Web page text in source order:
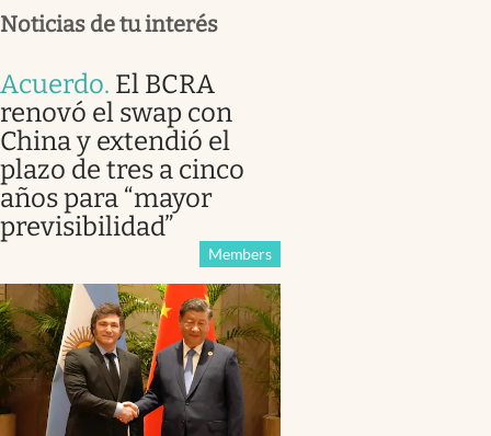
Noticias de tu interés
Acuerdo. El BCRA
renovó el swap con
China y extendió el
plazo de tres a cinco
años para “mayor
previsibilidad”
Members